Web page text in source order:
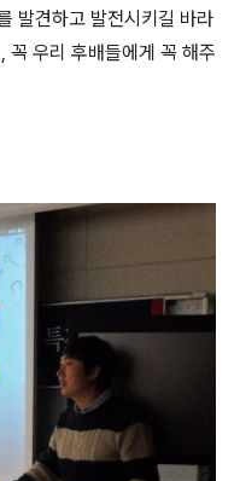
발견하고 발전시키길 바라
꼭 우리 후배들에게 꼭 해주